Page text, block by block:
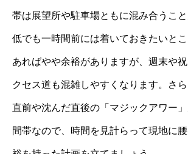
帯は展望所や駐車場ともに混み合うこ
低でも一時間前には着いておきたいと
あればやや余裕がありますが、週末や
クセス道も混雑しやすくなります。さ
直前や沈んだ直後の「マジックアワー
間帯なので、時間を見計らって現地に